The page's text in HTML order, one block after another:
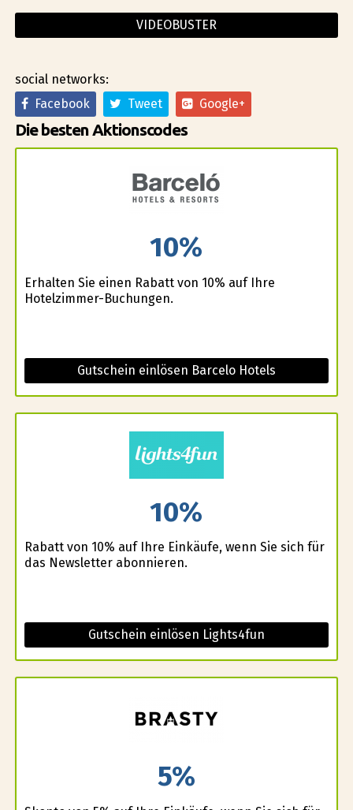
VIDEOBUSTER
social networks:
Facebook
Tweet Google+
Die besten Aktionscodes
10%
Erhalten Sie einen Rabatt von 10% auf Ihre
Hotelzimmer-Buchungen.
Gutschein einlösen Barcelo Hotels
10%
Rabatt von 10% auf Ihre Einkäufe, wenn Sie sich für
das Newsletter abonnieren.
Gutschein einlösen Lights4fun
5%